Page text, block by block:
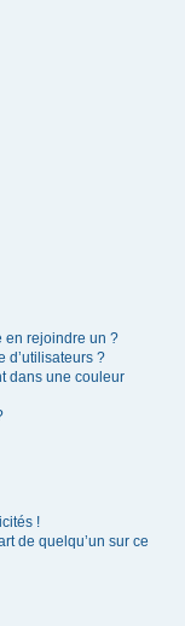
en rejoindre un ?
d’utilisateurs ?
dans une couleur
!
de quelqu’un sur ce